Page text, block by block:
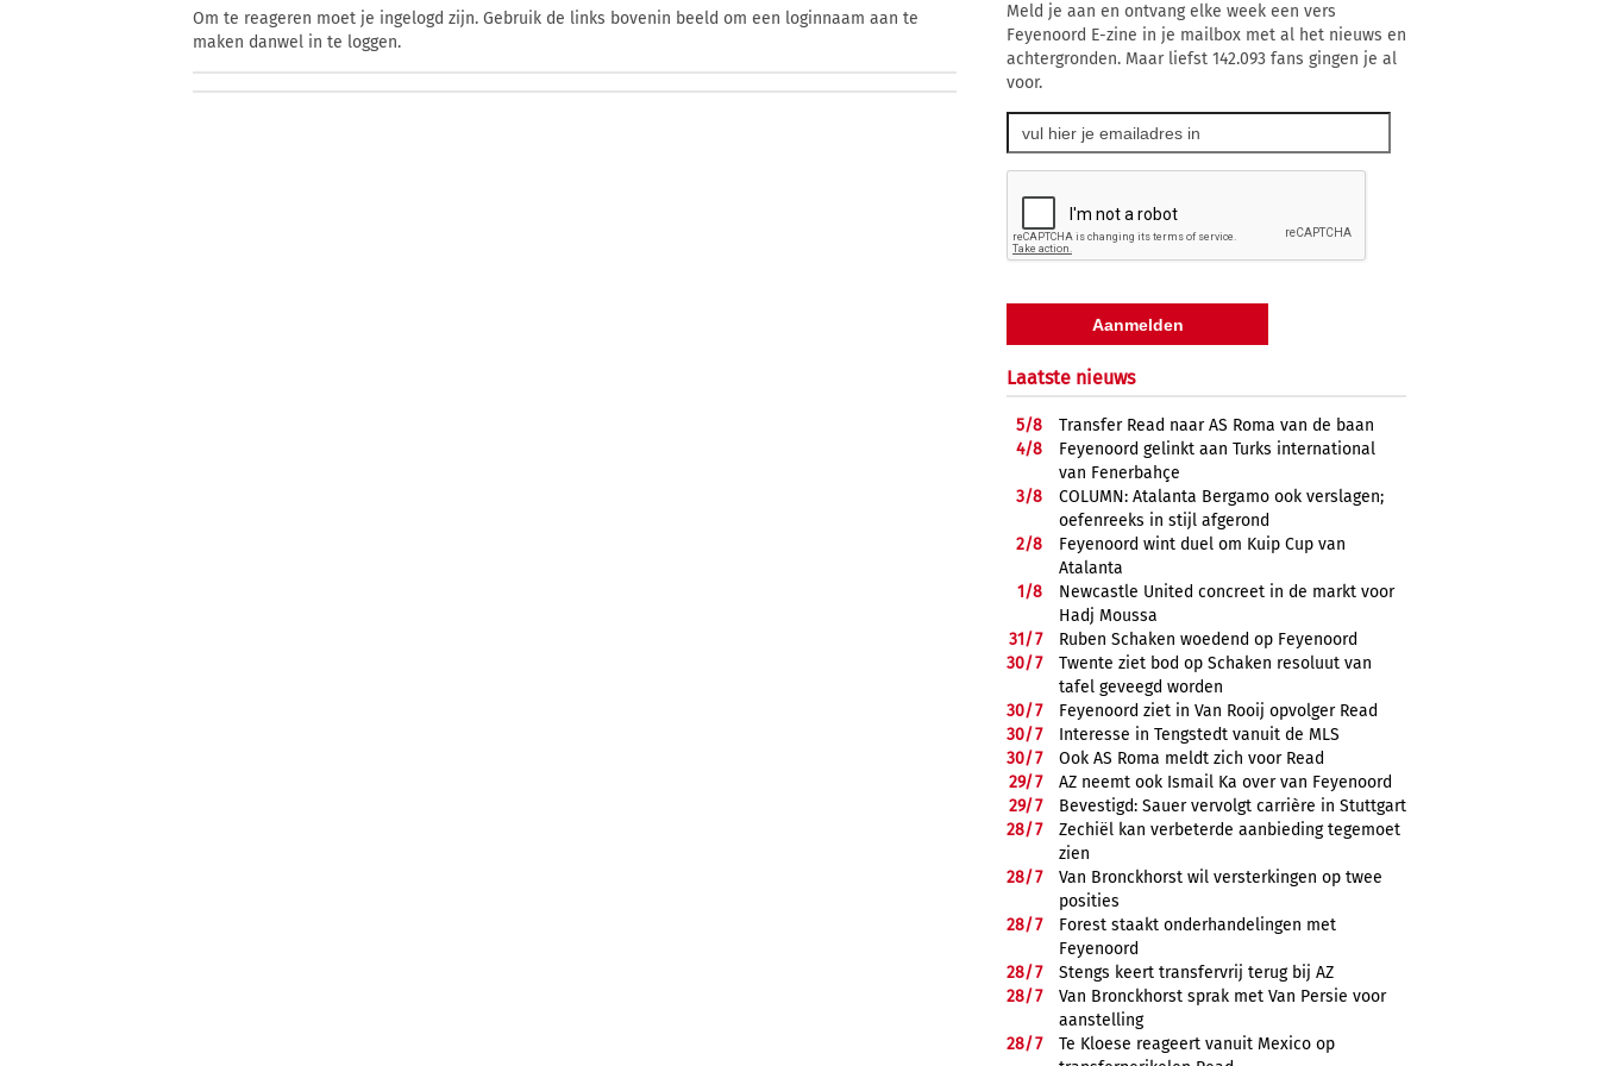
Om te reageren moet je ingelogd zijn. Gebruik de links bovenin beeld om een loginnaam aan te
maken danwel in te loggen.
Meld je aan en ontvang elke week een vers
Feyenoord E-zine in je mailbox met al het nieuws en
achtergronden. Maar liefst 142.093 fans gingen je al
voor.
Laatste nieuws
5/8
Transfer Read naar AS Roma van de baan
4/8
Feyenoord gelinkt aan Turks international
van Fenerbahçe
3/8
COLUMN: Atalanta Bergamo ook verslagen;
oefenreeks in stijl afgerond
2/8
Feyenoord wint duel om Kuip Cup van
Atalanta
1/8
Newcastle United concreet in de markt voor
Hadj Moussa
31/7
Ruben Schaken woedend op Feyenoord
30/7
Twente ziet bod op Schaken resoluut van
tafel geveegd worden
30/7
Feyenoord ziet in Van Rooij opvolger Read
30/7
Interesse in Tengstedt vanuit de MLS
30/7
Ook AS Roma meldt zich voor Read
29/7
AZ neemt ook Ismail Ka over van Feyenoord
29/7
Bevestigd: Sauer vervolgt carrière in Stuttgart
28/7
Zechiël kan verbeterde aanbieding tegemoet
zien
28/7
Van Bronckhorst wil versterkingen op twee
posities
28/7
Forest staakt onderhandelingen met
Feyenoord
28/7
Stengs keert transfervrij terug bij AZ
28/7
Van Bronckhorst sprak met Van Persie voor
aanstelling
28/7
Te Kloese reageert vanuit Mexico op